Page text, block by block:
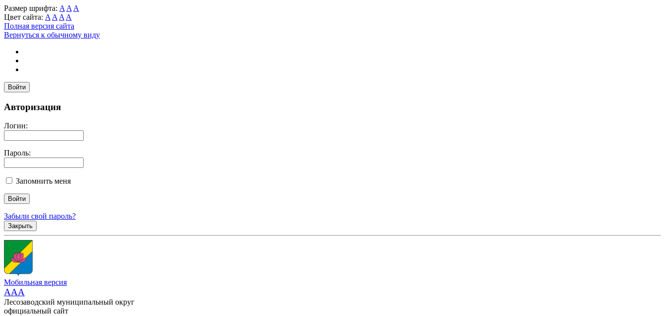
Размер шрифта: A A A
Цвет сайта: A A A A
Полная версия сайта
Вернуться к обычному виду
Войти
Авторизация
Логин:
Пароль:
Запомнить меня
Забыли свой пароль?
Закрыть
Мобильная версия
AAA
Лесозаводский муниципальный округ
официальный сайт